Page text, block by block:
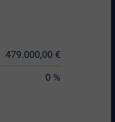
479.000,00 €
0 %